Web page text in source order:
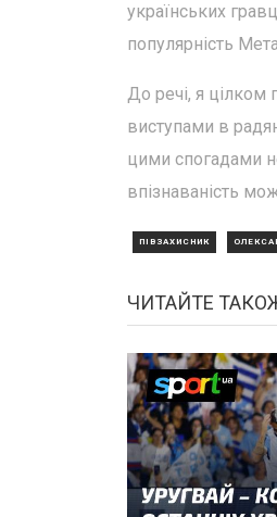
українських
популярність
До речі, я цілком
виступами в
цими спогадами
впізнаваність
ПІВЗАХИСНИК
ЧИТАЙТЕ